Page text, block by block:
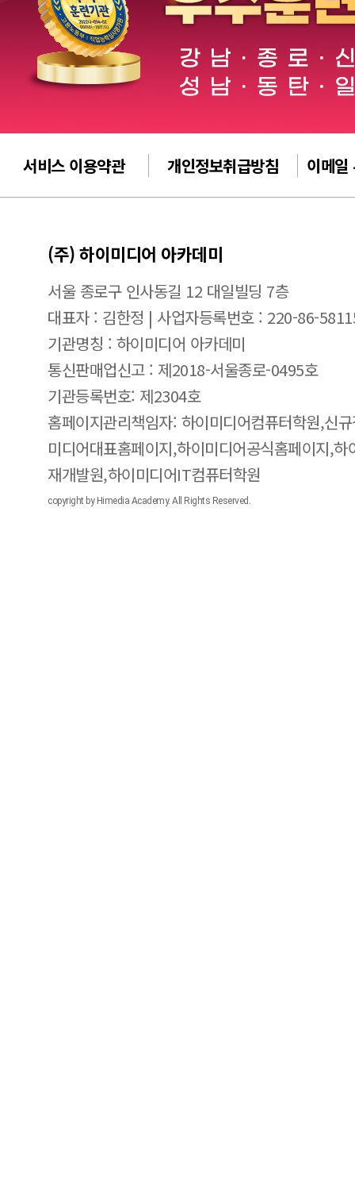
서비스 이용약관 개인정보취급방침 이메일
(주) 하이미디어 아카데미
서울 종로구 인사동길 12 대일빌딩 7층
대표자 : 김한정 | 사업자등록번호 : 220-86-
기관명칭 : 하이미디어 아카데미
통신판매업신고 : 제2018-서울종로-0495호
기관등록번호: 제2304호
홈페이지관리책임자: 하이미디어컴퓨터학원,신
미디어대표홈페이지,하이미디어공식홈페이지,
재개발원,하이미디어IT컴퓨터학원
copyright by Himedia Academy. All Rights Reserved.